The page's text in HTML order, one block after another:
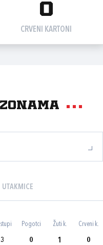
0
CRVENI KARTONI
UTAKMICE
Pogotci Žuti k. Crveni k.
3 0 1 0